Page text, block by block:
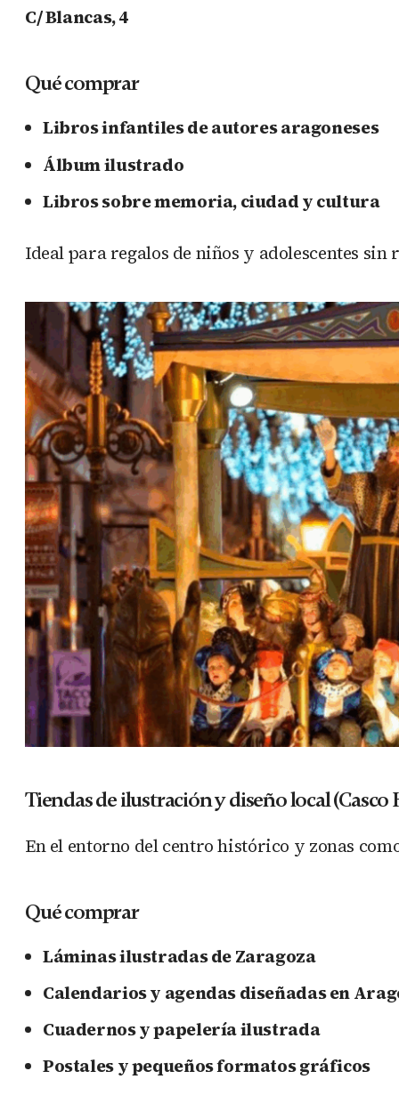
C/ Blancas, 4
Qué comprar
Libros infantiles de autores aragoneses
Álbum ilustrado
Libros sobre memoria, ciudad y cultura
Ideal para regalos de niños y adolescentes
Tiendas de ilustración y diseño local
En el entorno del centro histórico y zonas
Qué comprar
Láminas ilustradas de Zaragoza
Calendarios y agendas diseñadas en
Cuadernos y papelería ilustrada
Postales y pequeños formatos gráficos